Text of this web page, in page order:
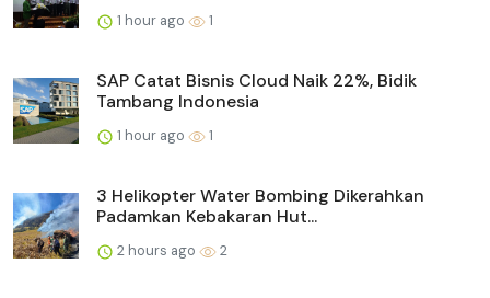
1 hour ago 1
SAP Catat Bisnis Cloud Naik 22%, Bidik
Tambang Indonesia
1 hour ago 1
3 Helikopter Water Bombing Dikerahkan
Padamkan Kebakaran Hut...
2 hours ago 2